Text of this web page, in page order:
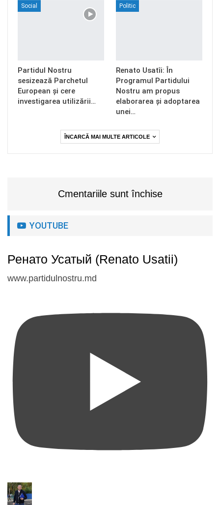
Social
Partidul Nostru
sesizează Parchetul
European și cere
investigarea utilizării…
Politic
Renato Usatîi: În
Programul Partidului
Nostru am propus
elaborarea și adoptarea
unei…
ÎNCARCĂ MAI MULTE ARTICOLE
Cmentariile sunt închise
YOUTUBE
Ренато Усатый (Renato Usatii)
www.partidulnostru.md